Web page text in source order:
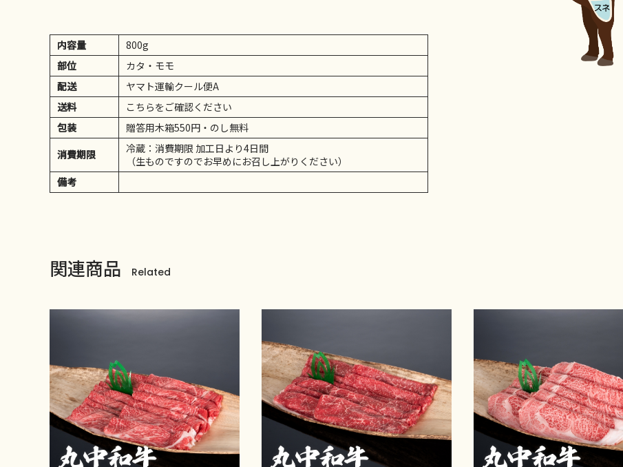
内容量
800g
部位
カタ・モモ
配送
ヤマト運輸クール便A
送料
こちらをご確認ください
包装
贈答用木箱550円・のし無料
消費期限
冷蔵：消費期限 加工日より4日間
（生ものですのでお早めにお召し上がりください）
備考
関連商品 Related